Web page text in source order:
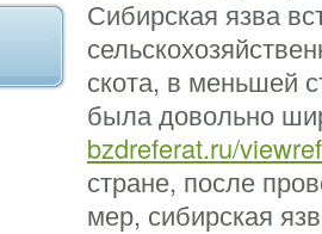
Сибирская язва
скота, в меньшей
была довольно
bzdreferat.ru/
стране, после
мер, сибирская